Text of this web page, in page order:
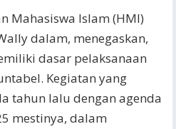
Mahasiswa Islam (HMI)
dalam, menegaskan,
dasar pelaksanaan
Kegiatan yang
tahun lalu dengan agenda
mestinya, dalam